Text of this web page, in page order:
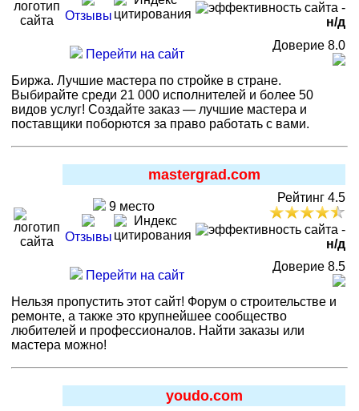
Отзывы
-
н/д
Перейти на сайт
Доверие 8.0
Биржа. Лучшие мастера по стройке в стране.
Выбирайте среди 21 000 исполнителей и более 50
видов услуг! Создайте заказ — лучшие мастера и
поставщики поборются за право работать с вами.
mastergrad.com
9 место
Отзывы
Рейтинг 4.5
-
н/д
Перейти на сайт
Доверие 8.5
Нельзя пропустить этот сайт! Форум о строительстве и
ремонте, а также это крупнейшее сообщество
любителей и профессионалов. Найти заказы или
мастера можно!
youdo.com